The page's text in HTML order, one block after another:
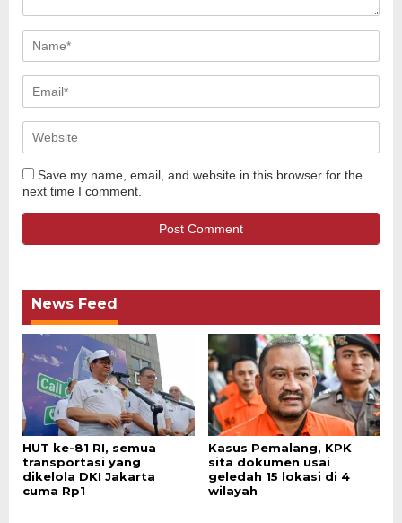
Save my name, email, and website in this browser for the
next time I comment.
News Feed
HUT ke-81 RI, semua
transportasi yang
dikelola DKI Jakarta
cuma Rp1
Kasus Pemalang, KPK
sita dokumen usai
geledah 15 lokasi di 4
wilayah